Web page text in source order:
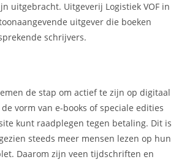
uitgebracht. Uitgeverij Logistiek VOF in
uitgever die boeken
schrijvers.
de stap om actief te zijn op digitaal
vorm van e-books of speciale edities
kunt raadplegen tegen betaling. Dit is
steeds meer mensen lezen op hun
Daarom zijn veen tijdschriften en